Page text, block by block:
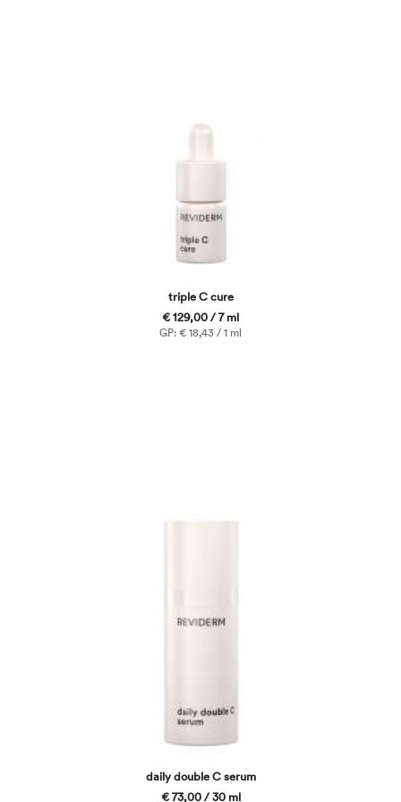
triple C cure
€ 129,00 / 7 ml
GP: € 18,43 / 1 ml
daily double C serum
€ 73,00 / 30 ml